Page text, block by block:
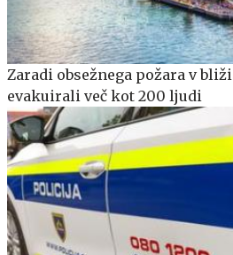
Zaradi obsežnega požara v
evakuirali več kot 200 ljudi